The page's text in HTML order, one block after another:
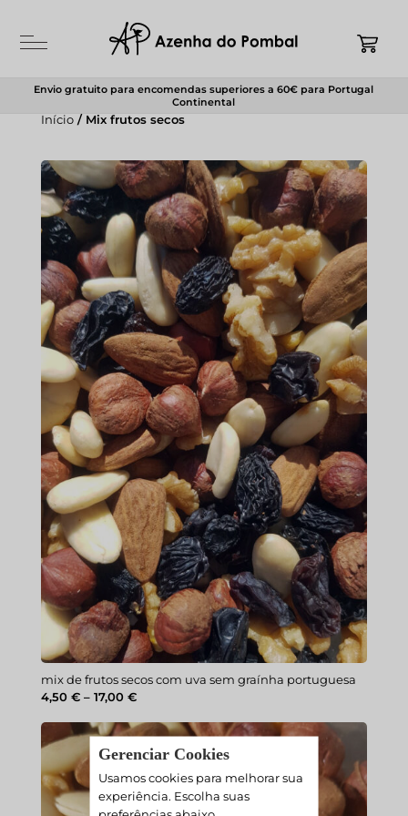
Envio gratuito para encomendas superiores a 60€ para Portugal
Continental
Início/ Mix frutos secos
mix de frutos secos com uva sem graínha portuguesa
4,50 € – 17,00 €Price
4,50 €
through
17,00 €
Gerenciar Cookies
Usamos cookies para melhorar sua
experiência. Escolha suas